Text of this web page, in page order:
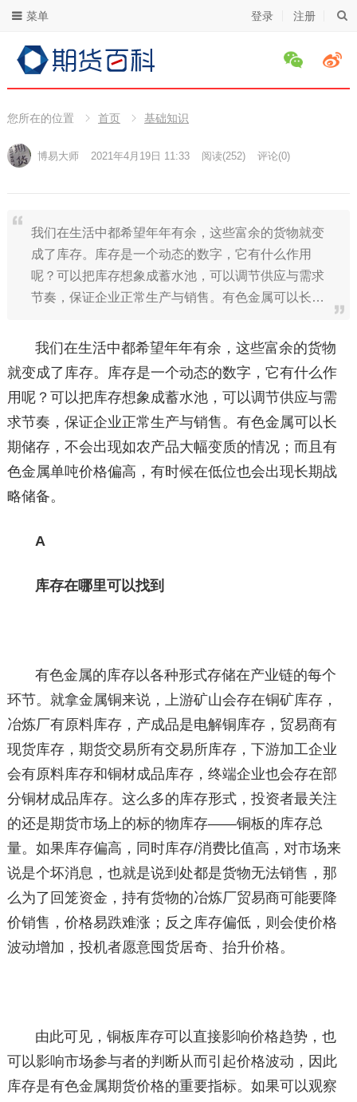
登录 注册
菜单
您所在的位置 首页 基础知识
博易大师 2021年4月19日 11:33 阅读(252) 评论(0)
我们在生活中都希望年年有余，这些富余的货物就变
成了库存。库存是一个动态的数字，它有什么作用
呢？可以把库存想象成蓄水池，可以调节供应与需求
节奏，保证企业正常生产与销售。有色金属可以长…
我们在生活中都希望年年有余，这些富余的货物
就变成了库存。库存是一个动态的数字，它有什么作
用呢？可以把库存想象成蓄水池，可以调节供应与需
求节奏，保证企业正常生产与销售。有色金属可以长
期储存，不会出现如农产品大幅变质的情况；而且有
色金属单吨价格偏高，有时候在低位也会出现长期战
略储备。
A
库存在哪里可以找到
有色金属的库存以各种形式存储在产业链的每个
环节。就拿金属铜来说，上游矿山会存在铜矿库存，
冶炼厂有原料库存，产成品是电解铜库存，贸易商有
现货库存，期货交易所有交易所库存，下游加工企业
会有原料库存和铜材成品库存，终端企业也会存在部
分铜材成品库存。这么多的库存形式，投资者最关注
的还是期货市场上的标的物库存——铜板的库存总
量。如果库存偏高，同时库存/消费比值高，对市场来
说是个坏消息，也就是说到处都是货物无法销售，那
么为了回笼资金，持有货物的冶炼厂贸易商可能要降
价销售，价格易跌难涨；反之库存偏低，则会使价格
波动增加，投机者愿意囤货居奇、抬升价格。
由此可见，铜板库存可以直接影响价格趋势，也
可以影响市场参与者的判断从而引起价格波动，因此
库存是有色金属期货价格的重要指标。如果可以观察